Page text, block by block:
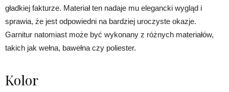
gładkiej fakturze. Materiał ten nadaje mu elegancki wygląd i
sprawia, że jest odpowiedni na bardziej uroczyste okazje.
Garnitur natomiast może być wykonany z różnych materiałów,
takich jak wełna, bawełna czy poliester.
Kolor